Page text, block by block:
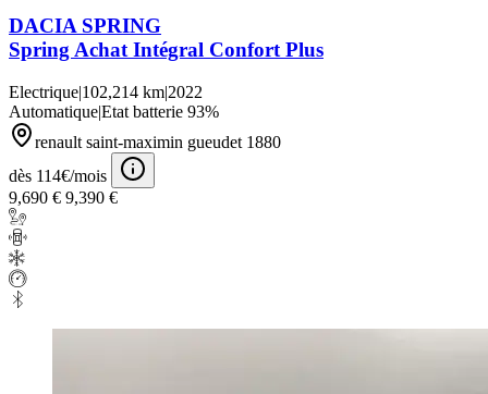
DACIA SPRING
Spring Achat Intégral Confort Plus
Electrique|102,214 km|2022
Automatique|Etat batterie 93%
renault saint-maximin gueudet 1880
dès 114€/mois
9,690 € 9,390 €